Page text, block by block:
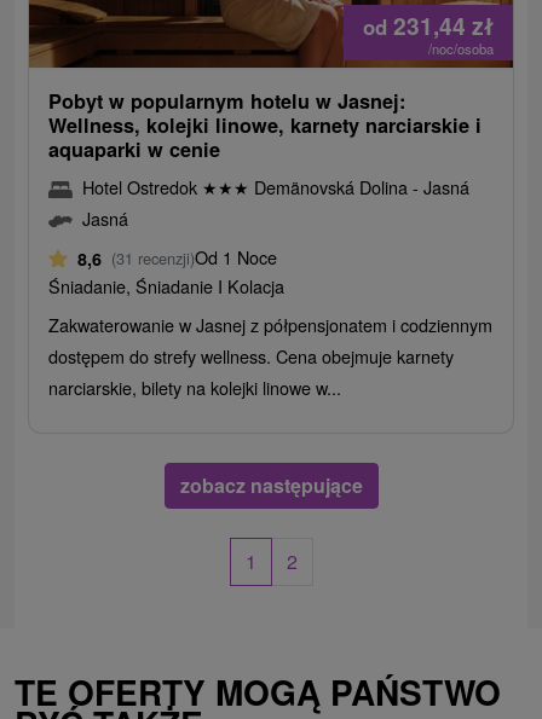
od 231,44 zł
/noc/osoba
Pobyt w popularnym hotelu w Jasnej:
Wellness, kolejki linowe, karnety narciarskie i
aquaparki w cenie
Hotel Ostredok ★★★ Demänovská Dolina - Jasná
Jasná
8,6 (31 recenzji)Od 1 Noce
Śniadanie, Śniadanie I Kolacja
Zakwaterowanie w Jasnej z półpensjonatem i codziennym
dostępem do strefy wellness. Cena obejmuje karnety
narciarskie, bilety na kolejki linowe w...
zobacz następujące
1 2
TE OFERTY MOGĄ PAŃSTWO